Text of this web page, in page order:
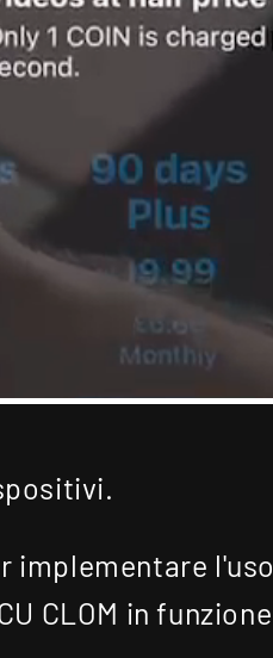
CLOM in